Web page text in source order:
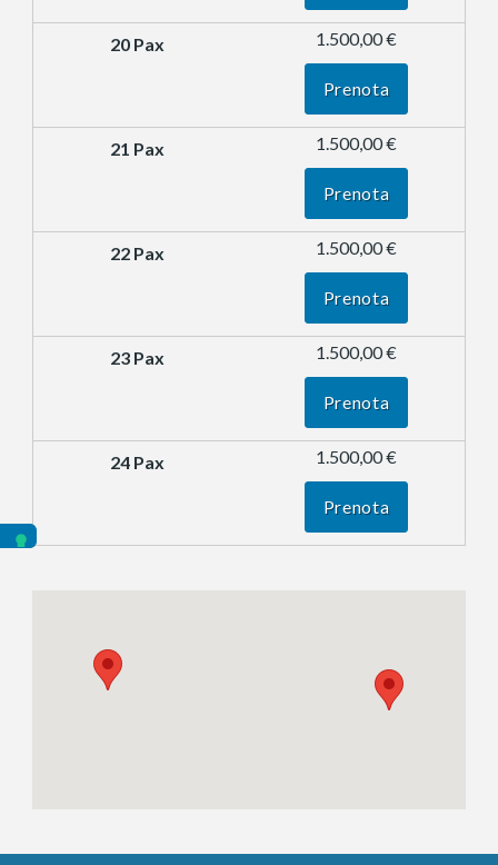
1.500,00 €
Prenota
1.500,00 €
Prenota
1.500,00 €
Prenota
1.500,00 €
Prenota
1.500,00 €
Prenota